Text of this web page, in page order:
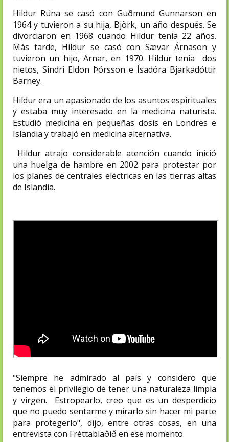
Hildur Rúna se casó con Guðmund Gunnarson en
1964 y tuvieron a su hija, Björk, un año después. Se
divorciaron en 1968 cuando Hildur tenía 22 años.
Más tarde, Hildur se casó con Sævar Árnason y
tuvieron un hijo, Arnar, en 1970. Hildur tenia dos
nietos, Sindri Eldon Þórsson e Ísadóra Bjarkadóttir
Barney.
Hildur era un apasionado de los asuntos espirituales
y estaba muy interesado en la medicina naturista.
Estudió medicina en pequeñas dosis en Londres e
Islandia y trabajó en medicina alternativa.
Hildur atrajo considerable atención cuando inició
una huelga de hambre en 2002 para protestar por
los planes de centrales eléctricas en las tierras altas
de Islandia.
"Siempre he admirado al país y considero que
tenemos el privilegio de tener una naturaleza limpia
y virgen. Estropearlo, creo que es un desperdicio
que no puedo sentarme y mirarlo sin hacer mi parte
para protegerlo", dijo, entre otras cosas, en una
entrevista con Fréttablaðið en ese momento.